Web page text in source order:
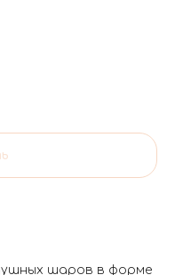
шаров в форме